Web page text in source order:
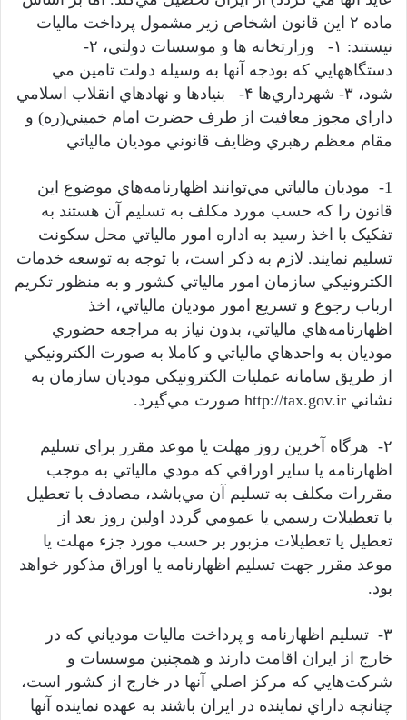
ماده ۲ اين قانون اشخاص زير مشمول پرداخت ماليات
نيستند: ۱- وزارتخانه ها و موسسات دولتي، ۲-
دستگاههايي که بودجه آنها به وسيله دولت تامين مي
شود، ۳- شهرداري‌ها ۴- بنيادها و نهادهاي انقلاب اسلامي
داراي مجوز معافيت از طرف حضرت امام خميني(ره) و
مقام معظم رهبري وظايف قانوني موديان مالياتي
1- موديان مالياتي مي‌توانند اظهارنامه‌هاي موضوع اين
قانون را که حسب مورد مکلف به تسليم آن هستند به
تفکيک با اخذ رسيد به اداره امور مالياتي محل سکونت
تسليم نمايند. لازم به ذکر است، با توجه به توسعه خدمات
الکترونيکي سازمان امور مالياتي کشور و به منظور تکريم
ارباب رجوع و تسريع امور موديان مالياتي، اخذ
اظهارنامه‌هاي مالياتي، بدون نياز به مراجعه حضوري
موديان به واحد‌هاي مالياتي و کاملا به صورت الکترونيکي
از طريق سامانه عمليات الکترونيکي موديان سازمان به
نشاني http://tax.gov.ir صورت مي‌گيرد.
۲- هرگاه آخرين روز مهلت يا موعد مقرر براي تسليم
اظهارنامه يا ساير اوراقي که مودي مالياتي به موجب
مقررات مکلف به تسليم آن مي‌باشد، مصادف با تعطيل
يا تعطيلات رسمي يا عمومي گردد اولين روز بعد از
تعطيل يا تعطيلات مزبور بر حسب مورد جزء مهلت يا
موعد مقرر جهت تسليم اظهارنامه يا اوراق مذکور خواهد
بود.
۳- تسليم اظهارنامه و پرداخت ماليات مودياني که در
خارج از ايران اقامت دارند و همچنين موسسات و
شرکت‌هايي که مرکز اصلي آنها در خارج از کشور است،
چنانچه داراي نماينده در ايران باشند به عهده نماينده آنها